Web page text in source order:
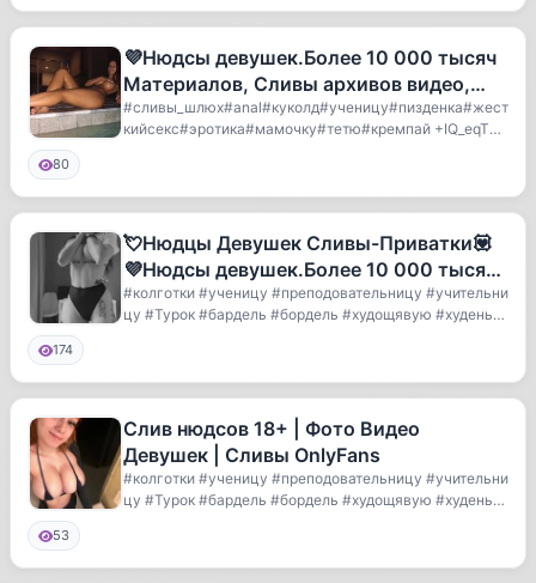
💜Нюдсы девушек.Более 10 000 тысяч
Материалов, Сливы архивов видео,
фото каждый день
#сливы_шлюх#anal#куколд#ученицу#пизденка#жест
кийсекс#эротика#мамочку#тетю#кремпай +IQ_eqT7Z
80
💘Нюдцы Девушек Сливы-Приватки💟
💜Нюдсы девушек.Более 10 000 тысяч
Материалов, Сливы архивов видео, фо
#колготки #ученицу #преподовательницу #учительни
цу #Турок #бардель #бордель #худощявую #худеньку
174
Слив нюдсов 18+ | Фото Видео
Девушек | Сливы OnlyFans
#колготки #ученицу #преподовательницу #учительни
цу #Турок #бардель #бордель #худощявую #худеньку
53